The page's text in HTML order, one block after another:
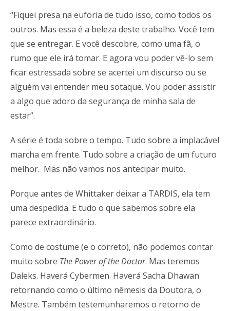
“Fiquei presa na euforia de tudo isso, como todos os
outros. Mas essa é a beleza deste trabalho. Você tem
que se entregar. E você descobre, como uma fã, o
rumo que ele irá tomar. E agora vou poder vê-lo sem
ficar estressada sobre se acertei um discurso ou se
alguém vai entender meu sotaque. Vou poder assistir
a algo que adoro da segurança de minha sala de
estar”.
A série é toda sobre o tempo. Tudo sobre a implacável
marcha em frente. Tudo sobre a criação de um futuro
melhor. Mas não vamos nos antecipar muito.
Porque antes de Whittaker deixar a TARDIS, ela tem
uma despedida. E tudo o que sabemos sobre ela
parece extraordinário.
Como de costume (e o correto), não podemos contar
muito sobre The Power of the Doctor. Mas teremos
Daleks. Haverá Cybermen. Haverá Sacha Dhawan
retornando como o último nêmesis da Doutora, o
Mestre. Também testemunharemos o retorno de